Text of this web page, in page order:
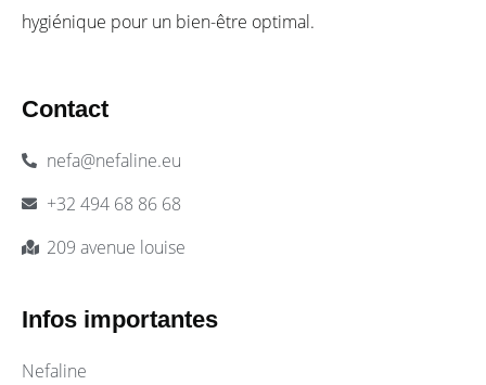
hygiénique pour un bien-être optimal.
Contact
nefa@nefaline.eu
+32 494 68 86 68
209 avenue louise
Infos importantes​
Nefaline